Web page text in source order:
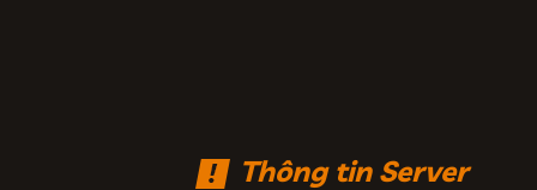
Thông tin Server